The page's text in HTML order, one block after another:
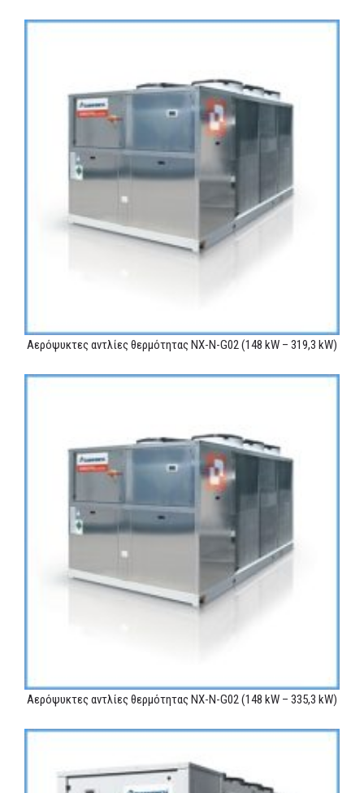
Αερόψυκτες αντλίες θερμότητας NX-N-G02 (148 kW – 319,3 kW)
Αερόψυκτες αντλίες θερμότητας NX-N-G02 (148 kW – 335,3 kW)